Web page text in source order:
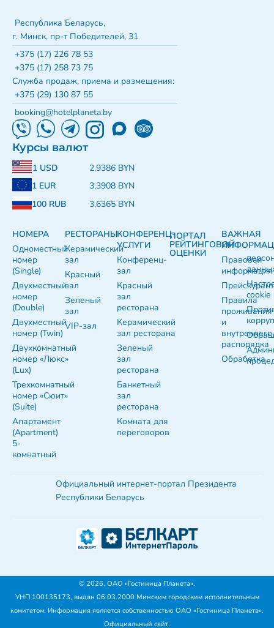
Республика Беларусь,
г. Минск, пр-т Победителей, 31
+375 (17) 226 78 53
+375 (17) 258 73 75
Служба продаж, приема и размещения:
+375 (29) 130 87 55
booking@hotelplaneta.by
Курсы валют
1 USD
2,9386 BYN
1 EUR
3,3908 BYN
100 RUB
3,6365 BYN
НОМЕРА
Одноместный
номер
(Single)
Двухместный
номер
(Double)
Двухместный
номер (Twin)
Двухкомнатный
номер «Люкс»
(Lux)
Трехкомнатный
номер «Сюит»
(Suite)
Апартамент
(Apartment)
5-
комнатный
РЕСТОРАНЫ
Керамический
зал
Красный
зал
Зеленый
зал
VIP-зал
КОНФЕРЕНЦ-
УСЛУГИ
Конференц-
зал
Красный
зал
ресторана
Керамический
зал ресторана
Зеленый
зал
ресторана
Банкетный
зал
ресторана
Комната для
переговоров
ПОРТАЛ
РЕЙТИНГОВОЙ
ОЦЕНКИ
ВАЖНАЯ
Правовая
информация
Прейскурант
Правила
проживания
и
внутреннего
распорядка
Обработка
cookie
Официальный интернет-портал Президента
Республики Беларусь
© 2026, OAO «Гостиница Планета».
УНП 100135173, выдан 06.03.2000 Минским городским исполнительным
комитетом. Информация является собственностью OAO «Гостиница Планета».
Официальный сайт.